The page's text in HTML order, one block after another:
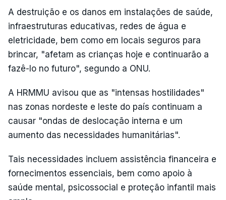
A destruição e os danos em instalações de saúde,
infraestruturas educativas, redes de água e
eletricidade, bem como em locais seguros para
brincar, "afetam as crianças hoje e continuarão a
fazê-lo no futuro", segundo a ONU.
A HRMMU avisou que as "intensas hostilidades"
nas zonas nordeste e leste do país continuam a
causar "ondas de deslocação interna e um
aumento das necessidades humanitárias".
Tais necessidades incluem assistência financeira e
fornecimentos essenciais, bem como apoio à
saúde mental, psicossocial e proteção infantil mais